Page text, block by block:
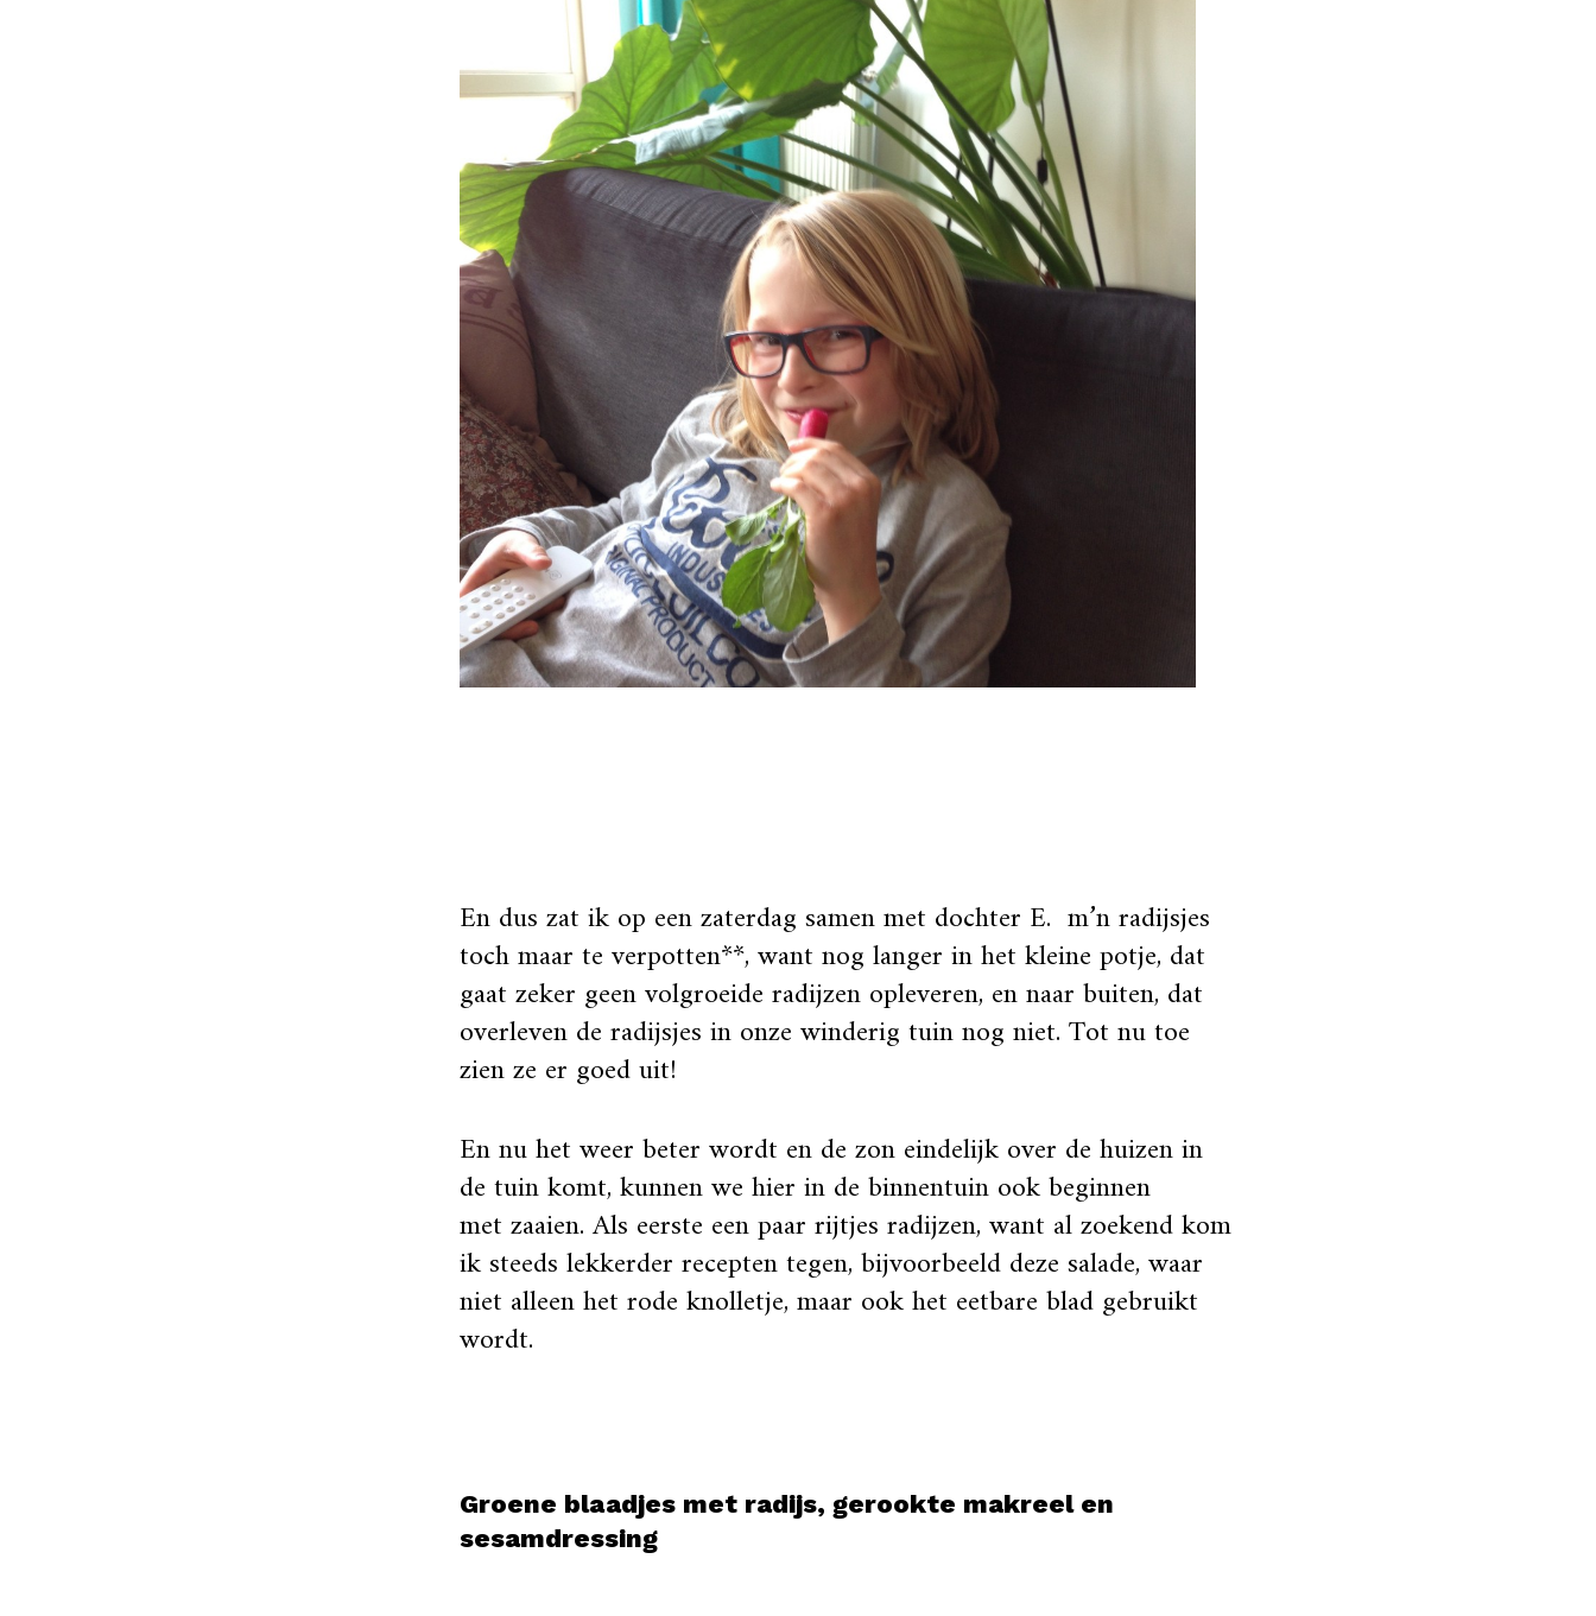
En dus zat ik op een zaterdag samen met dochter E. m’n radijsjes
toch maar te verpotten**, want nog langer in het kleine potje, dat
gaat zeker geen volgroeide radijzen opleveren, en naar buiten, dat
overleven de radijsjes in onze winderig tuin nog niet. Tot nu toe
zien ze er goed uit!
En nu het weer beter wordt en de zon eindelijk over de huizen in
de tuin komt, kunnen we hier in de binnentuin ook beginnen
met zaaien. Als eerste een paar rijtjes radijzen, want al zoekend kom
ik steeds lekkerder recepten tegen, bijvoorbeeld deze salade, waar
niet alleen het rode knolletje, maar ook het eetbare blad gebruikt
wordt.
Groene blaadjes met radijs, gerookte makreel en
sesamdressing